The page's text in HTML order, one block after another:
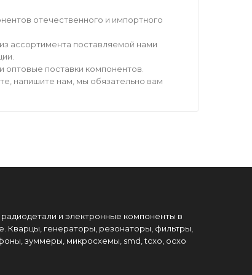
отечественного и импортного
ассортимента поставляемой нами
поставки компонентов.
напишите нам, мы обязательно вам
радиодетали и электронные компоненты в
Кварцы, генераторы, резонаторы, фильтры,
зуммеры, микросхемы, smd, tcxo, ocxo